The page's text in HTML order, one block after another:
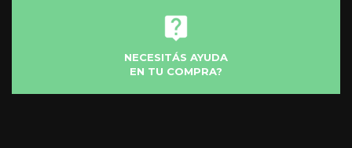
NECESITÁS AYUDA
EN TU COMPRA?